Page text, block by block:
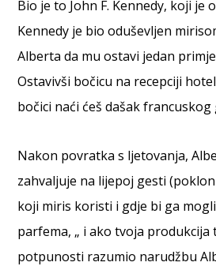
Bio je to John F. Kennedy, koji
Kennedy je bio oduševljen
Alberta da mu ostavi jedan
Ostavivši bočicu na recepciji
bočici naći ćeš dašak
Nakon povratka s ljetovanja,
zahvaljuje na lijepoj gesti
koji miris koristi i gdje bi ga
parfema, „ i ako tvoja produkcija
potpunosti razumio narudžbu